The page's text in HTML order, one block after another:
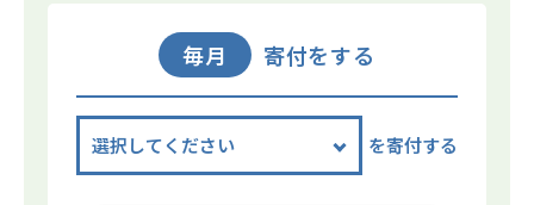
毎月 寄付をする
を寄付する